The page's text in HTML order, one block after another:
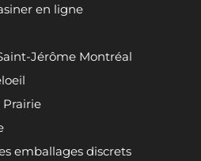
en ligne
Jérôme Montréal
emballages discrets